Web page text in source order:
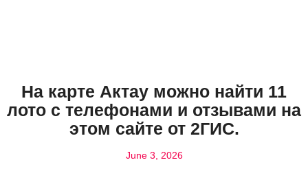
На карте Актау можно найти 11
лото с телефонами и отзывами на
этом сайте от 2ГИС.
June 3, 2026